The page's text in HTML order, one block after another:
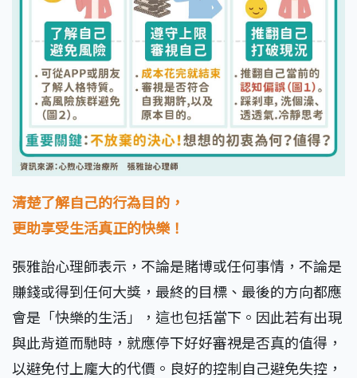
清楚了解自己的行為目的，
更助享受生活真正的快樂！
張雅詒心理師表示，不論是賭博或任何事情，不論是
賺錢或得到任何大獎，最終的目標、最後的方向都應
會是「快樂的生活」，這也包括當下。因此若有出現
與此背道而馳時，就應停下好好審視是否真的值得，
以避免付上龐大的代價。良好的控制自己避免失控，